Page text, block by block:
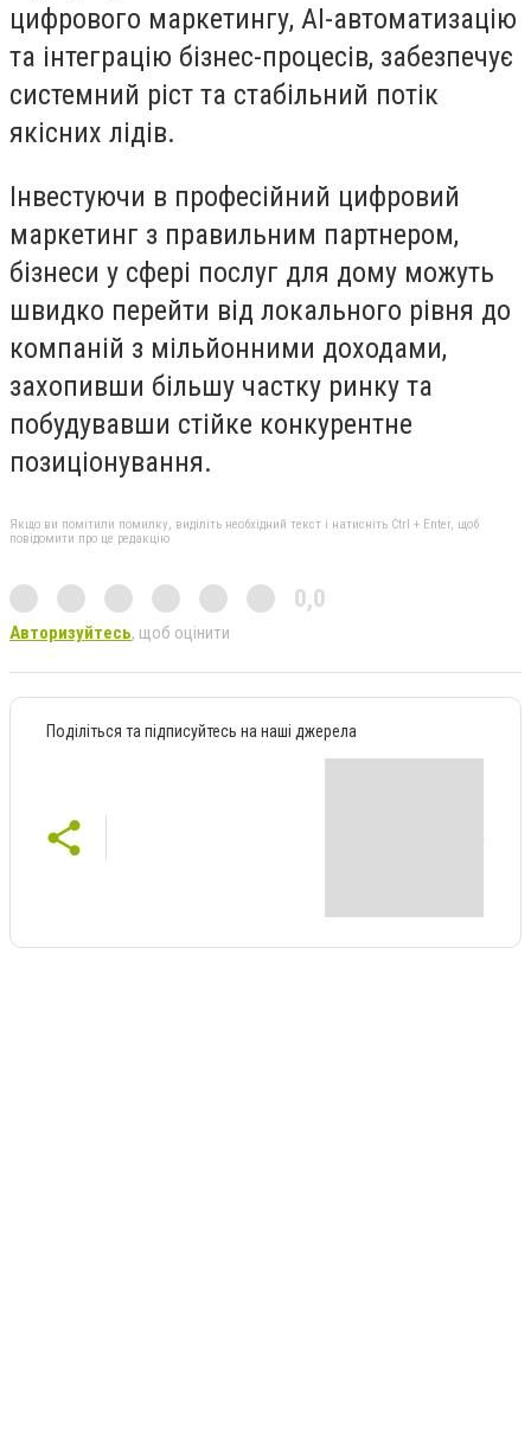
цифрового маркетингу, AI-автоматизацію
та інтеграцію бізнес-процесів, забезпечує
системний ріст та стабільний потік
якісних лідів.
Інвестуючи в професійний цифровий
маркетинг з правильним партнером,
бізнеси у сфері послуг для дому можуть
швидко перейти від локального рівня до
компаній з мільйонними доходами,
захопивши більшу частку ринку та
побудувавши стійке конкурентне
позиціонування.
Якщо ви помітили помилку, виділіть необхідний текст і натисніть Ctrl + Enter, щоб
повідомити про це редакцію
0,0
Авторизуйтесь, щоб оцінити
Поділіться та підписуйтесь на наші джерела